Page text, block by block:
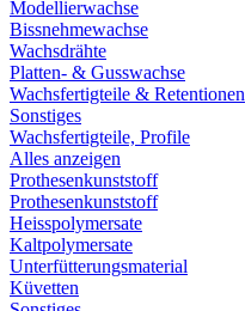
Modellierwachse
Bissnehmewachse
Wachsdrähte
Platten- & Gusswachse
Wachsfertigteile & Retentionen
Sonstiges
Wachsfertigteile, Profile
Alles anzeigen
Prothesenkunststoff
Prothesenkunststoff
Heisspolymersate
Kaltpolymersate
Unterfütterungsmaterial
Küvetten